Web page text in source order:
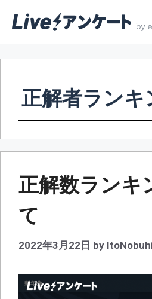
ス
正解者ランキ
正解数ランキ
て
2022年3月22日 by